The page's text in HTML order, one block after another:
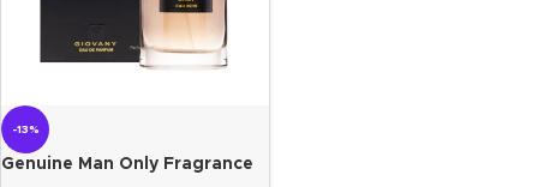
-13%
Genuine Man Only Fragrance